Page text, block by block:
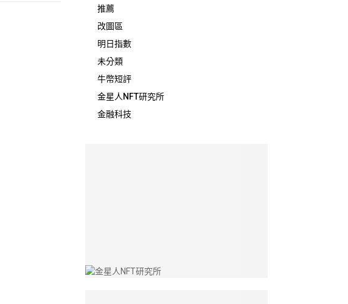
推薦
改圖區
明日指數
未分類
牛幣短評
金星人NFT研究所
金融科技